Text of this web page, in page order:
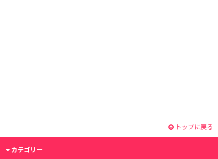
トップに戻る
カテゴリー